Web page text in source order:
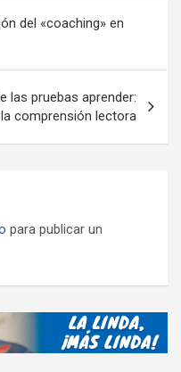
ail
tir
del «coaching» en
las pruebas aprender:
comprensión lectora
para publicar un